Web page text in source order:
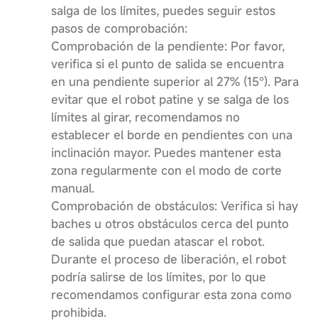
salga de los límites, puedes seguir estos
pasos de comprobación:
Comprobación de la pendiente: Por favor,
verifica si el punto de salida se encuentra
en una pendiente superior al 27% (15°). Para
evitar que el robot patine y se salga de los
límites al girar, recomendamos no
establecer el borde en pendientes con una
inclinación mayor. Puedes mantener esta
zona regularmente con el modo de corte
manual.
Comprobación de obstáculos: Verifica si hay
baches u otros obstáculos cerca del punto
de salida que puedan atascar el robot.
Durante el proceso de liberación, el robot
podría salirse de los límites, por lo que
recomendamos configurar esta zona como
prohibida.